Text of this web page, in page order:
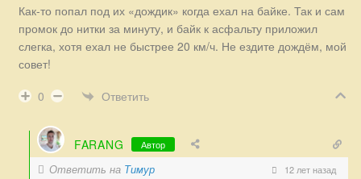
Как-то попал под их «дождик» когда ехал на байке. Так и сам
промок до нитки за минуту, и байк к асфальту приложил
слегка, хотя ехал не быстрее 20 км/ч. Не ездите дождём, мой
совет!
0
Ответить
FARANG Автор
Ответить на Тимур 12 лет назад